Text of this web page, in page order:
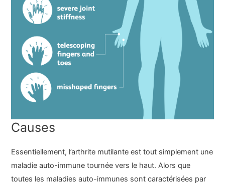
Causes
Essentiellement, l’arthrite mutilante est tout simplement une
maladie auto-immune tournée vers le haut. Alors que
toutes les maladies auto-immunes sont caractérisées par